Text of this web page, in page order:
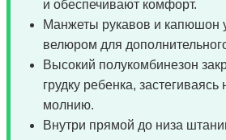
и обеспечивают комфорт.
Манжеты рукавов и капюшон
велюром для
Высокий полукомбинезон
грудку ребенка,
молнию.
Внутри прямой до низа